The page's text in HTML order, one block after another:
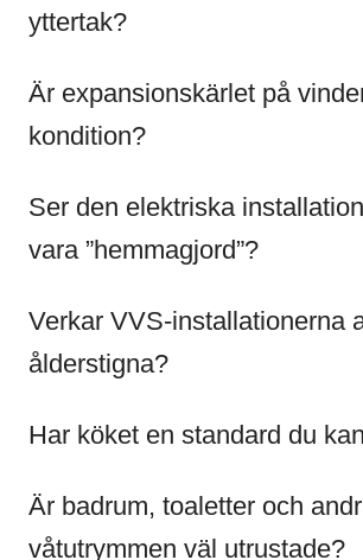
yttertak?
Är expansionskärlet på
kondition?
Ser den elektriska
vara ”hemmagjord”?
Verkar VVS-installationerna
ålderstigna?
Har köket en standard du
Är badrum, toaletter och
våtutrymmen väl utrustade?